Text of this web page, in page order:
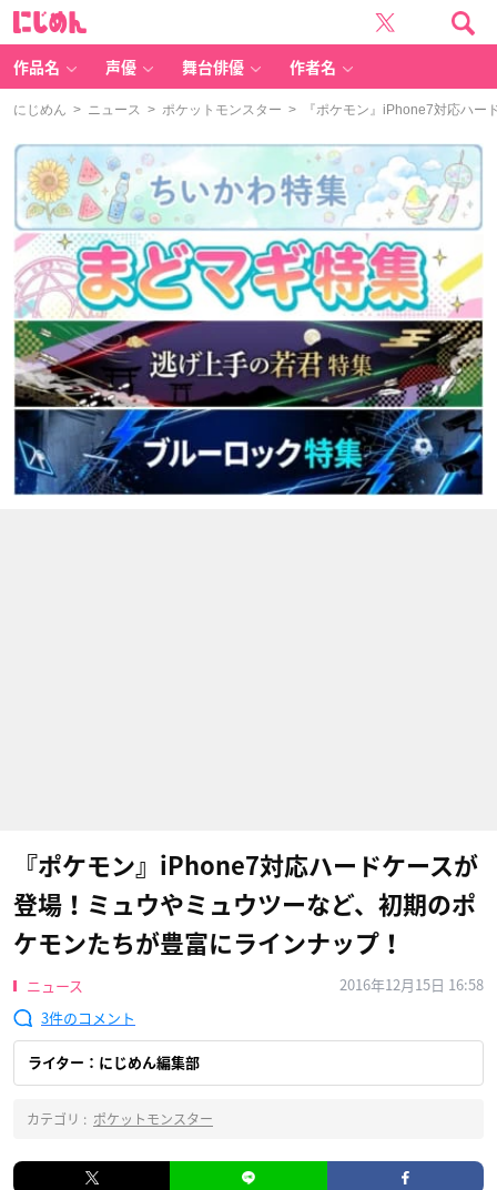
作品名 声優 舞台俳優 作者名
にじめん > ニュース > ポケットモンスター > 『ポケモン』iPhone7対応ハー
『ポケモン』iPhone7対応ハードケースが
登場！ミュウやミュウツーなど、初期のポ
ケモンたちが豊富にラインナップ！
ニュース
2016年12月15日 16:58
3
ライター：にじめん編集部
カテゴリ : ポケットモンスター